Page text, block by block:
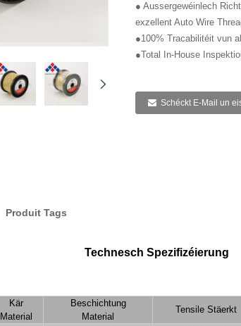
● Aussergewéinlech
exzellent Auto Wire
●100% Tracabilitéit vun
●Total In-House
Schéckt E-Mail un
Produit Tags
Technesch Spezifizéierung
Kär
Material
Beschichtung
Material
Tensile Stäerkt